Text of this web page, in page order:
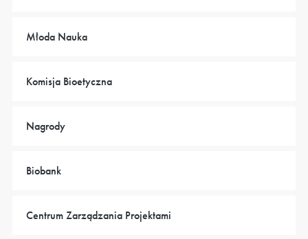
Młoda Nauka
Komisja Bioetyczna
Nagrody
Biobank
Centrum Zarządzania Projektami